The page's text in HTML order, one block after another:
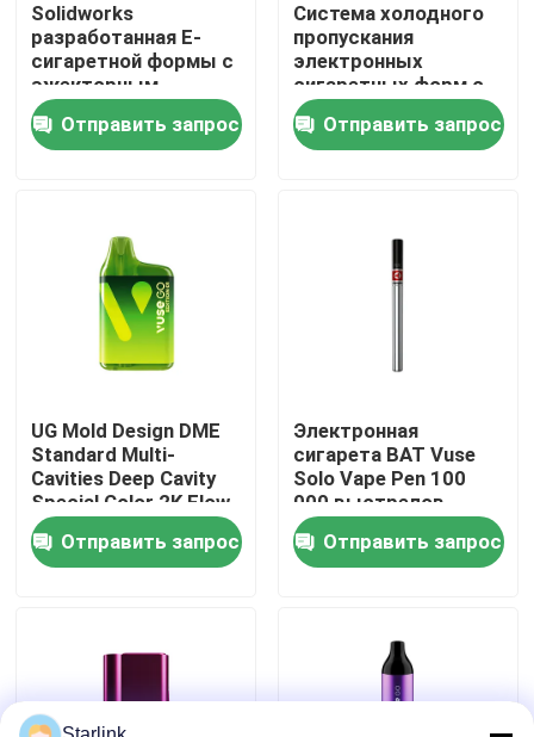
Домой
Продукция
Экскурсия по фабрике
Контроль качества
Контакт с нами
Новости
Случаи
Запросить расценки
Solidworks
разработанная E-
сигаретной формы с
эжекторным
штифтом
настраиваемого
дизайна
Отправить запрос
Система холодного
пропускания
электронных
сигаретных форм с
основой формы LKM
и алюминиевым
материалом
Отправить запрос
UG Mold Design DME
Standard Multi-
Cavities Deep Cavity
Special Color 2K Flow
Mark for British
American Tobacco
BAT Vuse Go Edition 1
Отправить запрос
Электронная
сигарета BAT Vuse
Solo Vape Pen 100
000 выстрелов
Продолжительность
жизни плесени
Отправить запрос